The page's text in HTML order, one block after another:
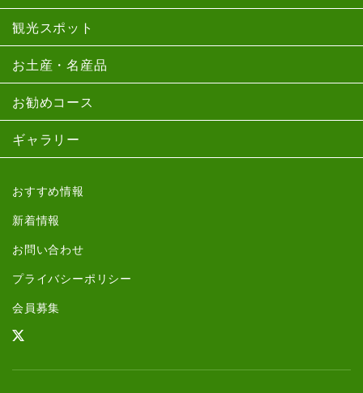
観光スポット
お土産・名産品
お勧めコース
ギャラリー
おすすめ情報
新着情報
お問い合わせ
プライバシーポリシー
会員募集